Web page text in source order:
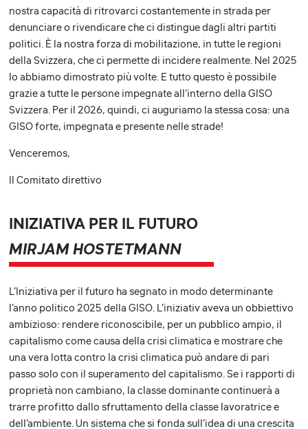
nostra capacità di ritrovarci costantemente in strada per
denunciare o rivendicare che ci distingue dagli altri partiti
politici. È la nostra forza di mobilitazione, in tutte le regioni
della Svizzera, che ci permette di incidere realmente. Nel 2025
lo abbiamo dimostrato più volte. E tutto questo è possibile
grazie a tutte le persone impegnate all’interno della GISO
Svizzera. Per il 2026, quindi, ci auguriamo la stessa cosa: una
GISO forte, impegnata e presente nelle strade!
Venceremos,
Il Comitato direttivo
INIZIATIVA PER IL FUTURO
MIRJAM HOSTETMANN
L’Iniziativa per il futuro ha segnato in modo determinante
l’anno politico 2025 della GISO. L’iniziativ aveva un obbiettivo
ambizioso: rendere riconoscibile, per un pubblico ampio, il
capitalismo come causa della crisi climatica e mostrare che
una vera lotta contro la crisi climatica può andare di pari
passo solo con il superamento del capitalismo. Se i rapporti di
proprietà non cambiano, la classe dominante continuerà a
trarre profitto dallo sfruttamento della classe lavoratrice e
dell’ambiente. Un sistema che si fonda sull’idea di una crescita